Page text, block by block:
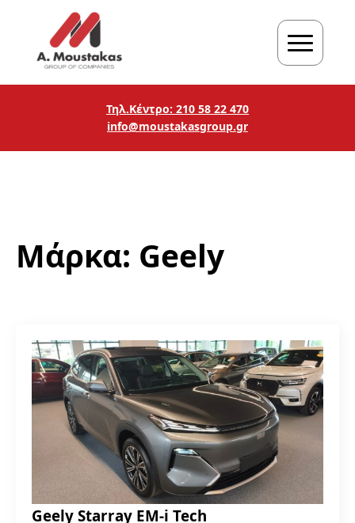
Τηλ.Κέντρο: 210 58 22 470
info@moustakasgroup.gr
Μάρκα: Geely
Geely Starray EM-i Tech